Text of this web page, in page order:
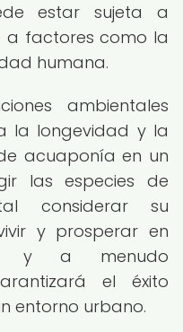
estar sujeta a
a factores como la
humana.
ambientales
la longevidad y la
acuaponía en un
las especies de
considerar su
y prosperar en
y a menudo
el éxito
entorno urbano.